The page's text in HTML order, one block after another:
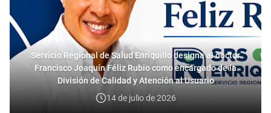
Servicio Regional de Salud Enriquillo designa al doctor
Francisco Joaquín Féliz Rubio como encargado de la
División de Calidad y Atención al Usuario
14 de julio de 2026